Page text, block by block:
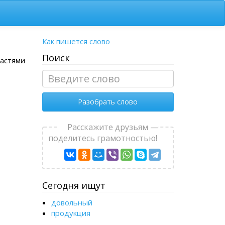
Как пишется слово
Поиск
Разобрать слово
Расскажите друзьям —
поделитесь грамотностью!
Сегодня ищут
довольный
продукция